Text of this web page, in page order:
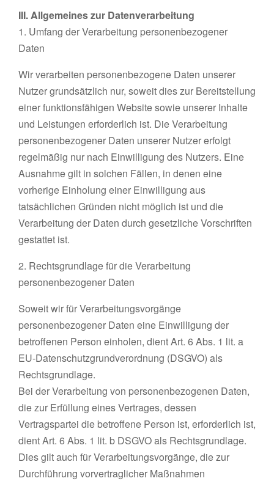
III. Allgemeines zur Datenverarbeitung
1. Umfang der Verarbeitung personenbezogener
Daten
Wir verarbeiten personenbezogene Daten unserer
Nutzer grundsätzlich nur, soweit dies zur Bereitstellung
einer funktionsfähigen Website sowie unserer Inhalte
und Leistungen erforderlich ist. Die Verarbeitung
personenbezogener Daten unserer Nutzer erfolgt
regelmäßig nur nach Einwilligung des Nutzers. Eine
Ausnahme gilt in solchen Fällen, in denen eine
vorherige Einholung einer Einwilligung aus
tatsächlichen Gründen nicht möglich ist und die
Verarbeitung der Daten durch gesetzliche Vorschriften
gestattet ist.
2. Rechtsgrundlage für die Verarbeitung
personenbezogener Daten
Soweit wir für Verarbeitungsvorgänge
personenbezogener Daten eine Einwilligung der
betroffenen Person einholen, dient Art. 6 Abs. 1 lit. a
EU-Datenschutzgrundverordnung (DSGVO) als
Rechtsgrundlage.
Bei der Verarbeitung von personenbezogenen Daten,
die zur Erfüllung eines Vertrages, dessen
Vertragspartei die betroffene Person ist, erforderlich ist,
dient Art. 6 Abs. 1 lit. b DSGVO als Rechtsgrundlage.
Dies gilt auch für Verarbeitungsvorgänge, die zur
Durchführung vorvertraglicher Maßnahmen